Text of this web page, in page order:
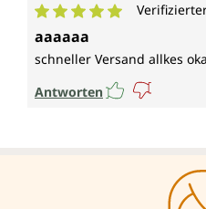
aaaaaa
schneller Versand allkes
Antworten